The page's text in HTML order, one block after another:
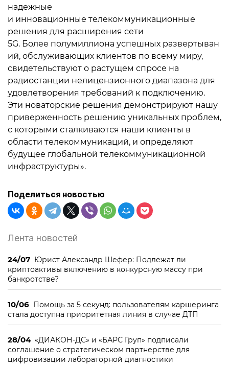
надежные
и инновационные телекоммуникационные
решения для расширения сети
5G. Более полумиллиона успешных развертыван
ий, обслуживающих клиентов по всему миру,
свидетельствуют о растущем спросе на
радиостанции нелицензионного диапазона для
удовлетворения требований к подключению.
Эти новаторские решения демонстрируют нашу
приверженность решению уникальных проблем,
с которыми сталкиваются наши клиенты в
области телекоммуникаций, и определяют
будущее глобальной телекоммуникационной
инфраструктуры».
Поделиться новостью
Лента новостей
24/07 Юрист Александр Шефер: Подлежат ли
криптоактивы включению в конкурсную массу при
банкротстве?
10/06 Помощь за 5 секунд: пользователям каршеринга
стала доступна приоритетная линия в случае ДТП
28/04 «ДИАКОН-ДС» и «БАРС Груп» подписали
соглашение о стратегическом партнерстве для
цифровизации лабораторной диагностики